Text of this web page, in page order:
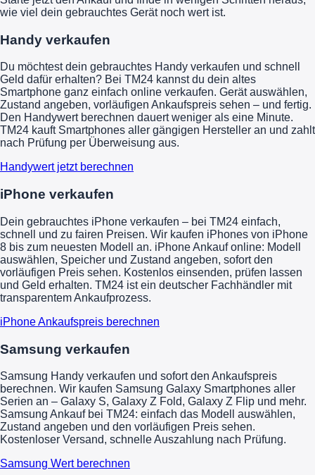
wie viel dein gebrauchtes Gerät noch wert ist.
Handy verkaufen
Du möchtest dein gebrauchtes Handy verkaufen und schnell
Geld dafür erhalten? Bei TM24 kannst du dein altes
Smartphone ganz einfach online verkaufen. Gerät auswählen,
Zustand angeben, vorläufigen Ankaufspreis sehen – und fertig.
Den Handywert berechnen dauert weniger als eine Minute.
TM24 kauft Smartphones aller gängigen Hersteller an und zahlt
nach Prüfung per Überweisung aus.
Handywert jetzt berechnen
iPhone verkaufen
Dein gebrauchtes iPhone verkaufen – bei TM24 einfach,
schnell und zu fairen Preisen. Wir kaufen iPhones von iPhone
8 bis zum neuesten Modell an. iPhone Ankauf online: Modell
auswählen, Speicher und Zustand angeben, sofort den
vorläufigen Preis sehen. Kostenlos einsenden, prüfen lassen
und Geld erhalten. TM24 ist ein deutscher Fachhändler mit
transparentem Ankaufprozess.
iPhone Ankaufspreis berechnen
Samsung verkaufen
Samsung Handy verkaufen und sofort den Ankaufspreis
berechnen. Wir kaufen Samsung Galaxy Smartphones aller
Serien an – Galaxy S, Galaxy Z Fold, Galaxy Z Flip und mehr.
Samsung Ankauf bei TM24: einfach das Modell auswählen,
Zustand angeben und den vorläufigen Preis sehen.
Kostenloser Versand, schnelle Auszahlung nach Prüfung.
Samsung Wert berechnen